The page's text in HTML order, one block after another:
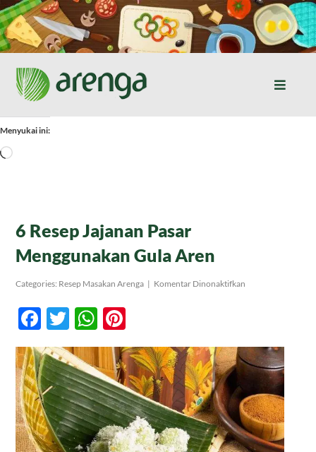
Skip
to
content
Toggle
Home
Tentang Kami
Produk
Kontak
Menyukai ini:
Memuat...
6 Resep Jajanan Pasar
Menggunakan Gula Aren
Categories: Resep Masakan Arenga | Komentar Dinonaktifkan
Gula
Aren
Facebook
TwitterWhatsApp